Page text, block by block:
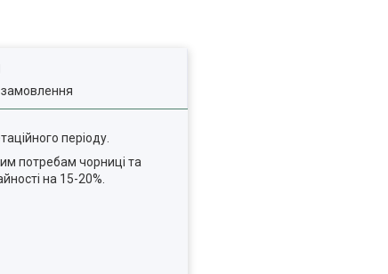
замовлення
періоду.
потребам чорниці та
на 15-20%.